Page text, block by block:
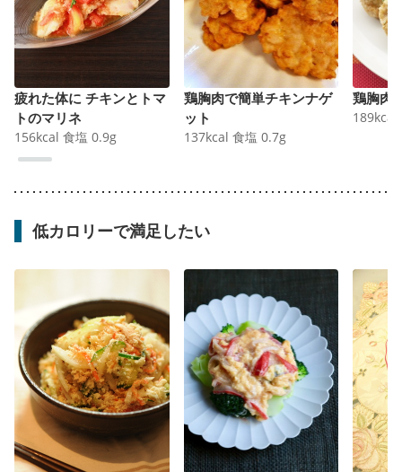
疲れた体に チキンとトマ
トのマリネ
156kcal 食塩 0.9g
鶏胸肉で簡単チキンナゲ
ット
137kcal 食塩 0.7g
鶏胸肉
189kcal
低カロリーで満足したい